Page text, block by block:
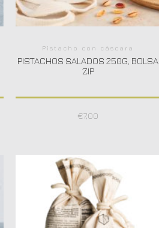
Pistacho con cáscara
PISTACHOS SALADOS 250G, BOLSA
ZIP
€7,00